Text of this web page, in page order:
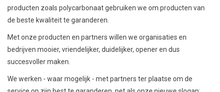
producten zoals polycarbonaat gebruiken we om producten van
de beste kwaliteit te garanderen.
Met onze producten en partners willen we organisaties en
bedrijven mooier, vriendelijker, duidelijker, opener en dus
succesvoller maken.
We werken - waar mogelijk - met partners ter plaatse om de